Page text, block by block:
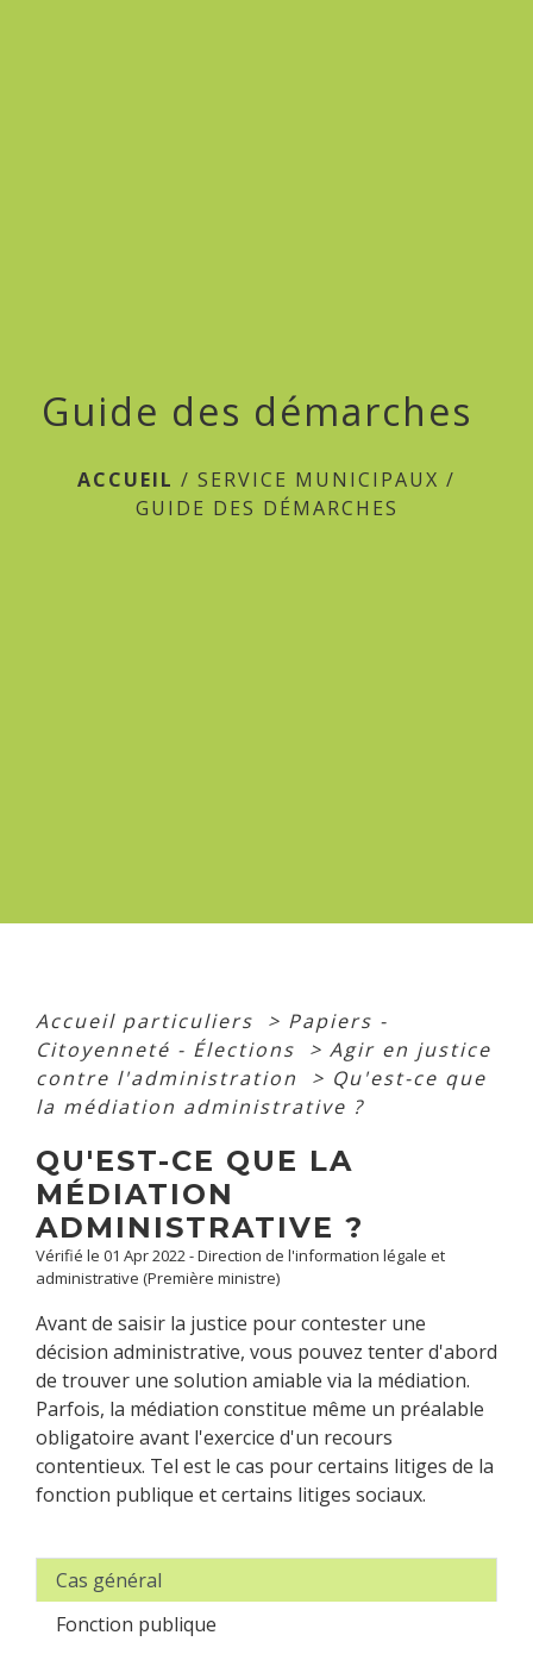
Guide des démarches
ACCUEIL / SERVICE MUNICIPAUX /
GUIDE DES DÉMARCHES
Accueil particuliers > Papiers -
Citoyenneté - Élections
> Agir en justice
contre l'administration
> Qu'est-ce que
la médiation administrative ?
QU'EST-CE QUE LA
MÉDIATION
ADMINISTRATIVE ?
Vérifié le 01 Apr 2022 - Direction de l'information légale et
administrative (Première ministre)
Avant de saisir la justice pour contester une
décision administrative, vous pouvez tenter d'abord
de trouver une solution amiable via la médiation.
Parfois, la médiation constitue même un préalable
obligatoire avant l'exercice d'un recours
contentieux. Tel est le cas pour certains litiges de la
fonction publique et certains litiges sociaux.
Cas général
Fonction publique